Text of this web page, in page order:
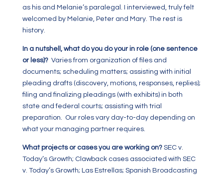
as his and Melanie’s paralegal. I interviewed, truly felt
welcomed by Melanie, Peter and Mary. The rest is
history.
In a nutshell, what do you do your in role (one sentence
or less)?Varies from organization of files and
documents; scheduling matters; assisting with initial
pleading drafts (discovery, motions, responses, replies);
filing and finalizing pleadings (with exhibits) in both
state and federal courts; assisting with trial
preparation. Our roles vary day-to-day depending on
what your managing partner requires.
What projects or cases you are working on?SEC v.
Today’s Growth; Clawback cases associated with SEC
v. Today’s Growth; Las Estrellas; Spanish Broadcasting